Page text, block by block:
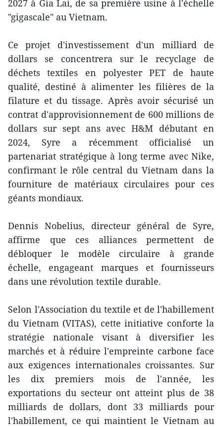
2027 à Gia Lai, de sa première usine à l'échelle
"gigascale" au Vietnam.
Ce projet d'investissement d'un milliard de
dollars se concentrera sur le recyclage de
déchets textiles en polyester PET de haute
qualité, destiné à alimenter les filières de la
filature et du tissage. Après avoir sécurisé un
contrat d'approvisionnement de 600 millions de
dollars sur sept ans avec H&M débutant en
2024, Syre a récemment officialisé un
partenariat stratégique à long terme avec Nike,
confirmant le rôle central du Vietnam dans la
fourniture de matériaux circulaires pour ces
géants mondiaux.
Dennis Nobelius, directeur général de Syre,
affirme que ces alliances permettent de
débloquer le modèle circulaire à grande
échelle, engageant marques et fournisseurs
dans une révolution textile durable.
Selon l'Association du textile et de l'habillement
du Vietnam (VITAS), cette initiative conforte la
stratégie nationale visant à diversifier les
marchés et à réduire l'empreinte carbone face
aux exigences internationales croissantes. Sur
les dix premiers mois de l'année, les
exportations du secteur ont atteint plus de 38
milliards de dollars, dont 33 milliards pour
l'habillement, ce qui maintient le Vietnam au